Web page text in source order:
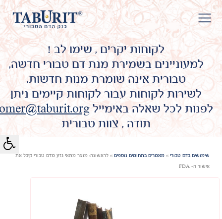
לקוחות יקרים , שימו לב !
למעוניינים בשמירת מנת דם טבורי חדשה,
טבורית אינה שומרת מנות חדשות.
לשירות לקוחות עבור לקוחות קיימים ניתן
לפנות לכל שאלה באימייל
תודה , צוות טבורית
שימושים בדם טבורי » מאמרים בתחומים נוספים » לראשונה: מוצר מתאי גזע מדם טבורי קיבל את
אישור ה- FDA